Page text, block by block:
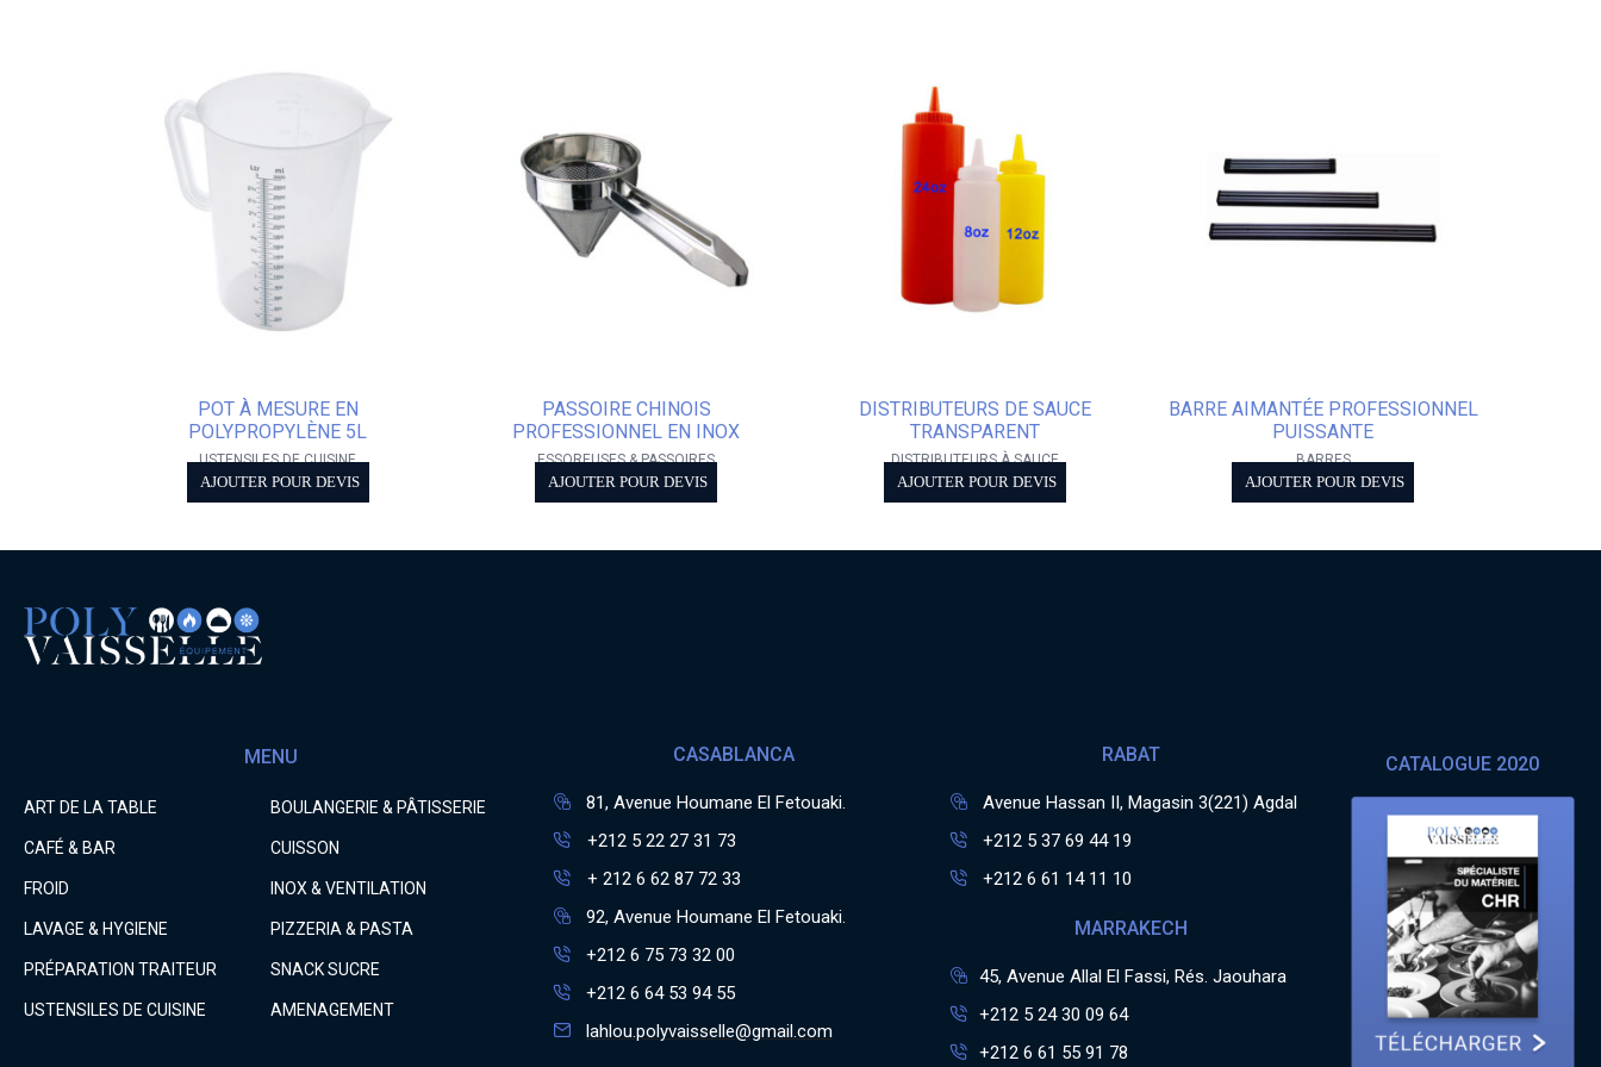
POT À MESURE EN
POLYPROPYLÈNE 5L
USTENSILES DE CUISINE
AJOUTER POUR DEVIS
PASSOIRE CHINOIS
PROFESSIONNEL EN INOX
ESSOREUSES & PASSOIRES
AJOUTER POUR DEVIS
DISTRIBUTEURS DE SAUCE
TRANSPARENT
DISTRIBUTEURS À SAUCE
AJOUTER POUR DEVIS
BARRE AIMANTÉE PROFESSIONNEL
PUISSANTE
BARRES
AJOUTER POUR DEVIS
MENU
ART DE LA TABLE BOULANGERIE & PÂTISSERIE
CAFÉ & BAR CUISSON
FROID INOX & VENTILATION
LAVAGE & HYGIENE PIZZERIA & PASTA
PRÉPARATION TRAITEUR SNACK SUCRE
USTENSILES DE CUISINE AMENAGEMENT
CASABLANCA
81, Avenue Houmane El Fetouaki.
+212 5 22 27 31 73
+ 212 6 62 87 72 33
92, Avenue Houmane El Fetouaki.
+212 6 75 73 32 00
+212 6 64 53 94 55
lahlou.polyvaisselle@gmail.com
RABAT
Avenue Hassan II, Magasin 3(221) Agdal
+212 5 37 69 44 19
+212 6 61 14 11 10
MARRAKECH
45, Avenue Allal El Fassi, Rés. Jaouhara
+212 5 24 30 09 64
+212 6 61 55 91 78
CATALOGUE 2020